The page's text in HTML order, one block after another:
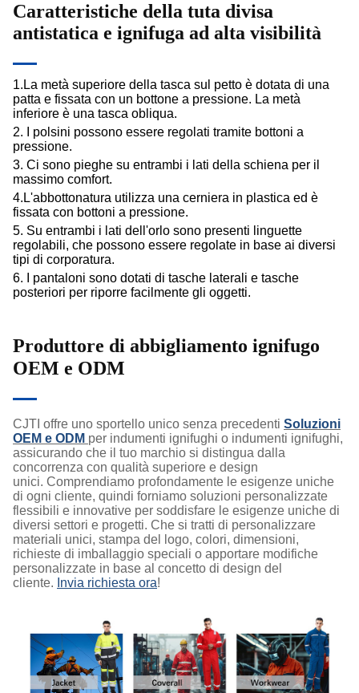
Caratteristiche della tuta divisa
antistatica e ignifuga ad alta visibilità
1.La metà superiore della tasca sul petto è dotata di una
patta e fissata con un bottone a pressione. La metà
inferiore è una tasca obliqua.
2. I polsini possono essere regolati tramite bottoni a
pressione.
3. Ci sono pieghe su entrambi i lati della schiena per il
massimo comfort.
4.L'abbottonatura utilizza una cerniera in plastica ed è
fissata con bottoni a pressione.
5. Su entrambi i lati dell'orlo sono presenti linguette
regolabili, che possono essere regolate in base ai diversi
tipi di corporatura.
6. I pantaloni sono dotati di tasche laterali e tasche
posteriori per riporre facilmente gli oggetti.
Produttore di abbigliamento ignifugo
OEM e ODM
CJTI offre uno sportello unico senza precedenti Soluzioni
OEM e ODM per indumenti ignifughi o indumenti ignifughi,
assicurando che il tuo marchio si distingua dalla
concorrenza con qualità superiore e design
unici. Comprendiamo profondamente le esigenze uniche
di ogni cliente, quindi forniamo soluzioni personalizzate
flessibili e innovative per soddisfare le esigenze uniche di
diversi settori e progetti. Che si tratti di personalizzare
materiali unici, stampa del logo, colori, dimensioni,
richieste di imballaggio speciali o apportare modifiche
personalizzate in base al concetto di design del
cliente. Invia richiesta ora!